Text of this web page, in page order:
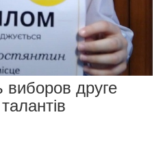
виборов друге